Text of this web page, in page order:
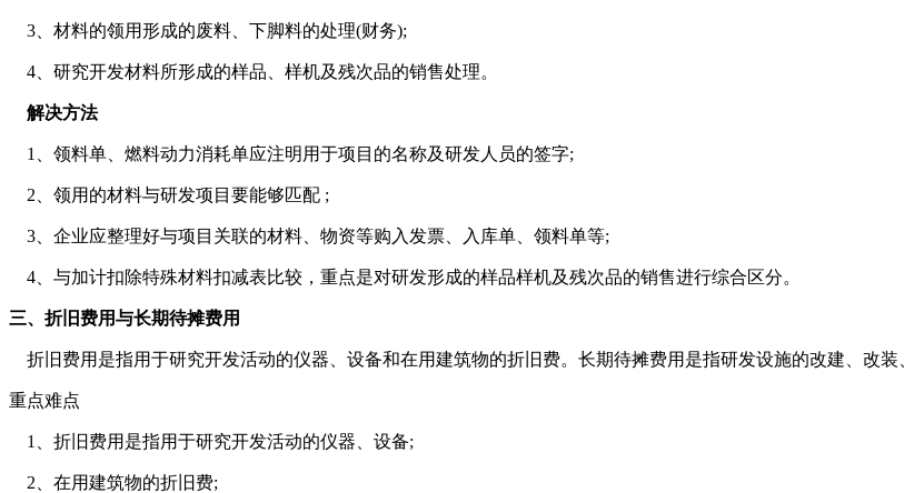
3、材料的领用形成的废料、下脚料的处理(财务);
4、研究开发材料所形成的样品、样机及残次品的销售处理。
解决方法
1、领料单、燃料动力消耗单应注明用于项目的名称及研发人员的签字;
2、领用的材料与研发项目要能够匹配 ;
3、企业应整理好与项目关联的材料、物资等购入发票、入库单、领料单等;
4、与加计扣除特殊材料扣减表比较，重点是对研发形成的样品样机及残次品的销售进行综合区分。
三、折旧费用与长期待摊费用
折旧费用是指用于研究开发活动的仪器、设备和在用建筑物的折旧费。长期待摊费用是指研发设施的改建、改装
重点难点
1、折旧费用是指用于研究开发活动的仪器、设备;
2、在用建筑物的折旧费;